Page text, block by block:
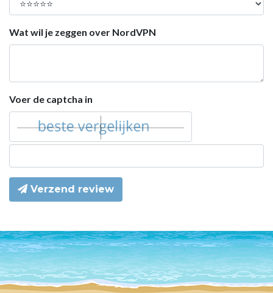
Wat wil je zeggen over NordVPN
Voer de captcha in
Verzend review